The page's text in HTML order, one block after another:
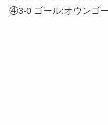
④3-0 ゴール:オウンゴ